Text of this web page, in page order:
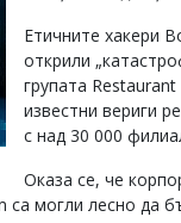
Етичните хакери
открили
групата
известни вериги
с над 30 000
Оказа се, че
могли лесно да